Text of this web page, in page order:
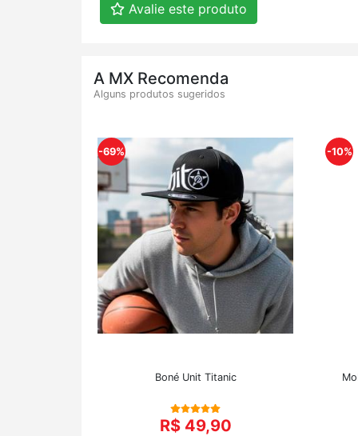
Avalie este produto
A MX Recomenda
Alguns produtos sugeridos
-69%
Boné Unit Titanic
R$ 49,90
-10%